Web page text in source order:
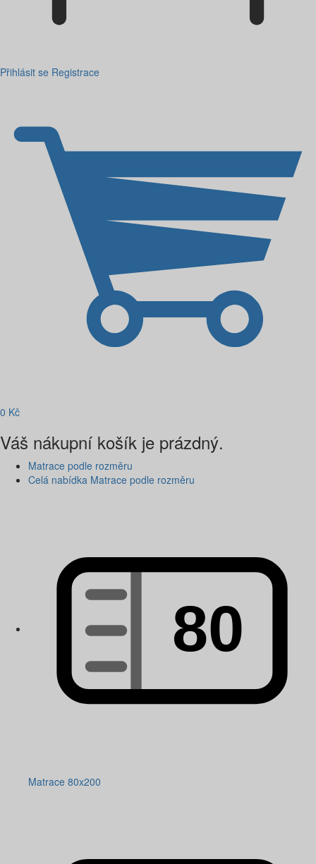
Přihlásit se Registrace
0 Kč
Váš nákupní košík je prázdný.
Matrace podle rozměru
Celá nabídka Matrace podle rozměru
Matrace 80x200